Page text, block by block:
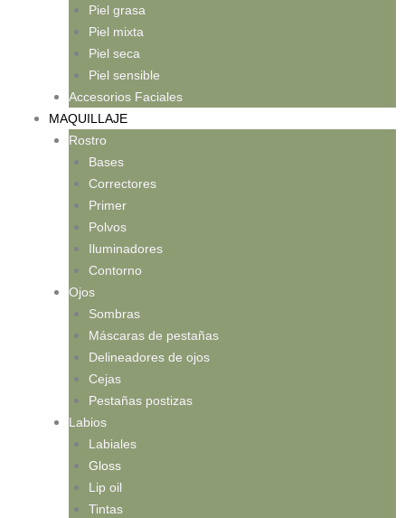
Piel grasa
Piel mixta
Piel seca
Piel sensible
Accesorios Faciales
MAQUILLAJE
Rostro
Bases
Correctores
Primer
Polvos
Iluminadores
Contorno
Ojos
Sombras
Máscaras de pestañas
Delineadores de ojos
Cejas
Pestañas postizas
Labios
Labiales
Gloss
Lip oil
Tintas